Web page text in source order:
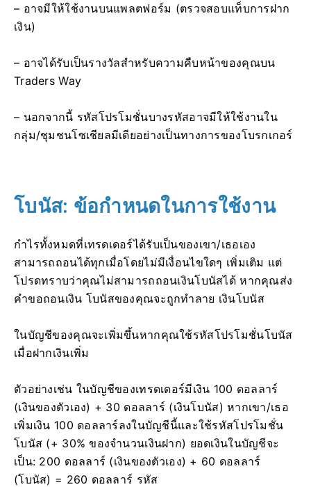
– อาจมีให้ใช้งานบนแพลตฟอร์ม (ตรวจสอบแท็บการฝาก
เงิน)
– อาจได้รับเป็นรางวัลสำหรับความคืบหน้าของคุณบน
Traders Way
– นอกจากนี้ รหัสโปรโมชั่นบางรหัสอาจมีให้ใช้งานใน
กลุ่ม/ชุมชนโซเชียลมีเดียอย่างเป็นทางการของโบรกเกอร์
โบนัส: ข้อกำหนดในการใช้งาน
กำไรทั้งหมดที่เทรดเดอร์ได้รับเป็นของเขา/เธอเอง
สามารถถอนได้ทุกเมื่อโดยไม่มีเงื่อนไขใดๆ เพิ่มเติม แต่
โปรดทราบว่าคุณไม่สามารถถอนเงินโบนัสได้ หากคุณส่ง
คำขอถอนเงิน โบนัสของคุณจะถูกทำลาย เงินโบนัส
ในบัญชีของคุณจะเพิ่มขึ้นหากคุณใช้รหัสโปรโมชั่นโบนัส
เมื่อฝากเงินเพิ่ม
ตัวอย่างเช่น ในบัญชีของเทรดเดอร์มีเงิน 100 ดอลลาร์
(เงินของตัวเอง) + 30 ดอลลาร์ (เงินโบนัส) หากเขา/เธอ
เพิ่มเงิน 100 ดอลลาร์ลงในบัญชีนี้และใช้รหัสโปรโมชั่น
โบนัส (+ 30% ของจำนวนเงินฝาก) ยอดเงินในบัญชีจะ
เป็น: 200 ดอลลาร์ (เงินของตัวเอง) + 60 ดอลลาร์
(โบนัส) = 260 ดอลลาร์ รหัส